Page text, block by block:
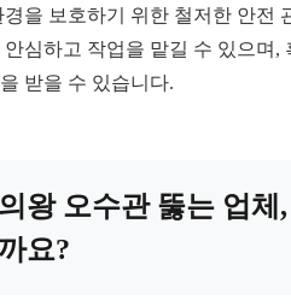
경을 보호하기 위한 철저한 안전
안심하고 작업을 맡길 수 있으며,
받을 수 있습니다.
왕 오수관 뚫는 업
요?